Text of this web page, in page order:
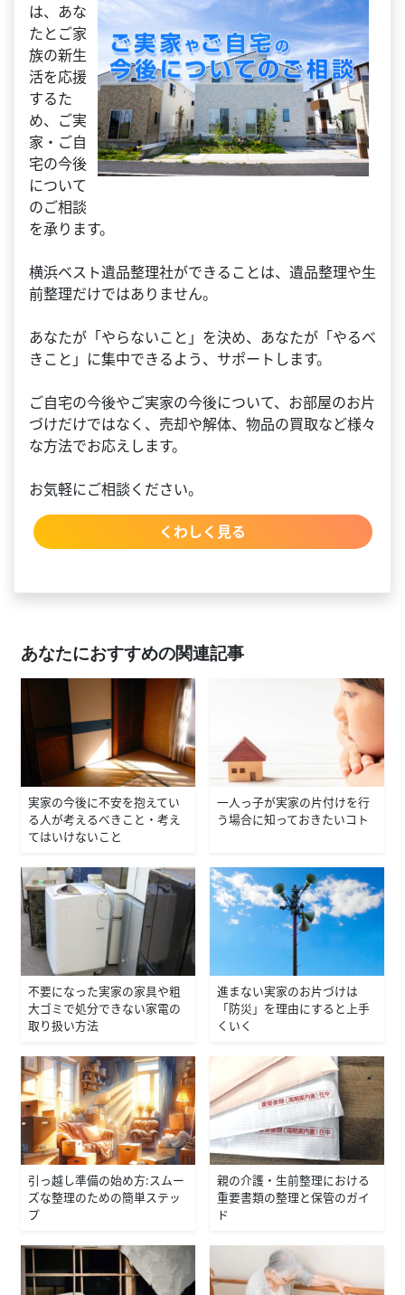
は、あな
たとご家
族の新生
活を応援
するた
め、ご実
家・ご自
宅の今後
について
のご相談
を承ります。
横浜ベスト遺品整理社ができることは、遺品整理や生
前整理だけではありません。
あなたが「やらないこと」を決め、あなたが「やるべ
きこと」に集中できるよう、サポートします。
ご自宅の今後やご実家の今後について、お部屋のお片
づけだけではなく、売却や解体、物品の買取など様々
な方法でお応えします。
お気軽にご相談ください。
くわしく見る
あなたにおすすめの関連記事
実家の今後に不安を抱えてい
る人が考えるべきこと・考え
てはいけないこと
一人っ子が実家の片付けを行
う場合に知っておきたいコト
不要になった実家の家具や粗
大ゴミで処分できない家電の
取り扱い方法
進まない実家のお片づけは
「防災」を理由にすると上手
くいく
引っ越し準備の始め方：スムー
ズな整理のための簡単ステッ
プ
親の介護・生前整理における
重要書類の整理と保管のガイ
ド